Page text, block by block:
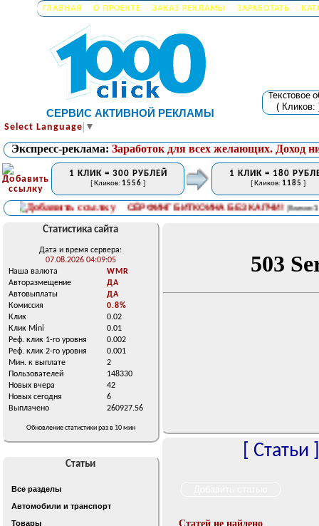
ГЛАВНАЯ О ПРОЕКТЕ ЗАКАЗ РЕКЛАМЫ ЗАРАБОТАТЬ
СЕРВИС АКТИВНОЙ РЕКЛАМЫ
Select Language ▼
Текстовое
( Кликов:
Экспресс-реклама: Заработок для всех желающих. Доход
1 КЛИК = 300 РУБЛЕЙ
[ Кликов: 1556 ]
1 КЛИК = 180
[ Кликов: 1185 ]
СЁРФИНГ БИТКОИНА БЕЗ КАПЧИ![ Кликов:1655
Статистика сайта
Дата и время сервера:
07.08.2026 04:09:05
Наша валюта
WMR
Авторазмещение
ДА
Автовыплаты
ДА
Комиссия
0.8%
Клик
0.02
Клик Mini
0.01
Реф. клик 1-го уровня
0.002
Реф. клик 2-го уровня
0.001
Мин. к выплате
2
Пользователей
148330
Новых вчера
42
Новых сегодня
6
Выплачено
260927.56
Обновление статистики раз в 10 мин
Статьи
Все разделы
Автомобили и транспорт
Товары
Статьи
Статей не найдено